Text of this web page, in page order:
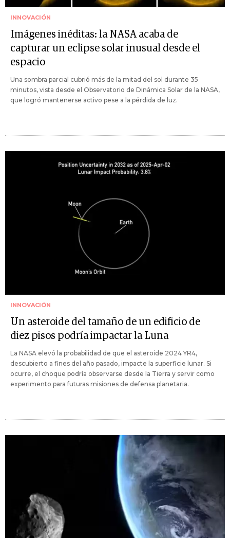
INNOVACIÓN
Imágenes inéditas: la NASA acaba de
capturar un eclipse solar inusual desde el
espacio
Una sombra parcial cubrió más de la mitad del sol durante 35
minutos, vista desde el Observatorio de Dinámica Solar de la NASA,
que logró mantenerse activo pese a la pérdida de luz.
INNOVACIÓN
Un asteroide del tamaño de un edificio de
diez pisos podría impactar la Luna
La NASA elevó la probabilidad de que el asteroide 2024 YR4,
descubierto a fines del año pasado, impacte la superficie lunar. Si
ocurre, el choque podría observarse desde la Tierra y servir como
experimento para futuras misiones de defensa planetaria.